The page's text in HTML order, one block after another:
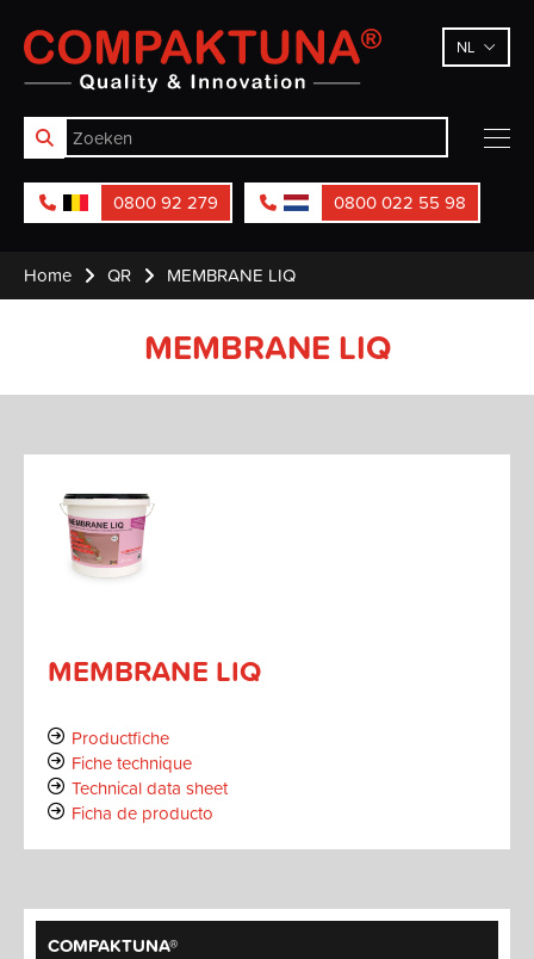
Compaktuna NL
0800 92 279 0800 022 55 98
Home QR MEMBRANE LIQ
MEMBRANE LIQ
COMPAKTUNA®
MEMBRANE LIQ
Productfiche
Fiche technique
Technical data sheet
Ficha de producto